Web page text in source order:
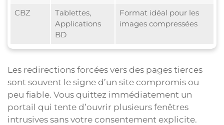
CBZ
Tablettes,
Applications
BD
Format idéal pour les
images compressées
Les redirections forcées vers des pages tierces
sont souvent le signe d’un site compromis ou
peu fiable. Vous quittez immédiatement un
portail qui tente d’ouvrir plusieurs fenêtres
intrusives sans votre consentement explicite.